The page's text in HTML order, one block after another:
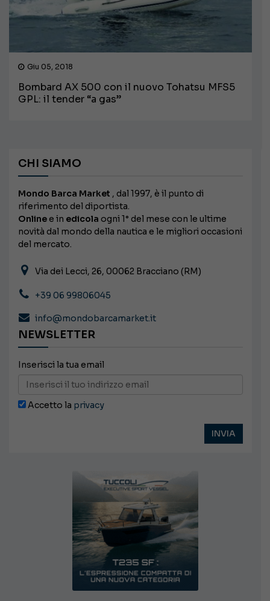
Giu 05, 2018
Bombard AX 500 con il nuovo Tohatsu MFS5
GPL: il tender “a gas”
CHI SIAMO
Mondo Barca Market , dal 1997, è il punto di
riferimento del diportista.
Online e in edicola ogni 1° del mese con le ultime
novità dal mondo della nautica e le migliori occasioni
del mercato.
Via dei Lecci, 26, 00062 Bracciano (RM)
+39 06 99806045
info@mondobarcamarket.it
NEWSLETTER
Inserisci la tua email
Accetto la privacy